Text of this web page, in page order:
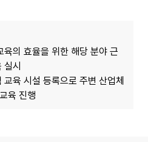
육의 효율을 위한 해당 분야 근
시
육 시설 등록으로 주변 산업체
육 진행